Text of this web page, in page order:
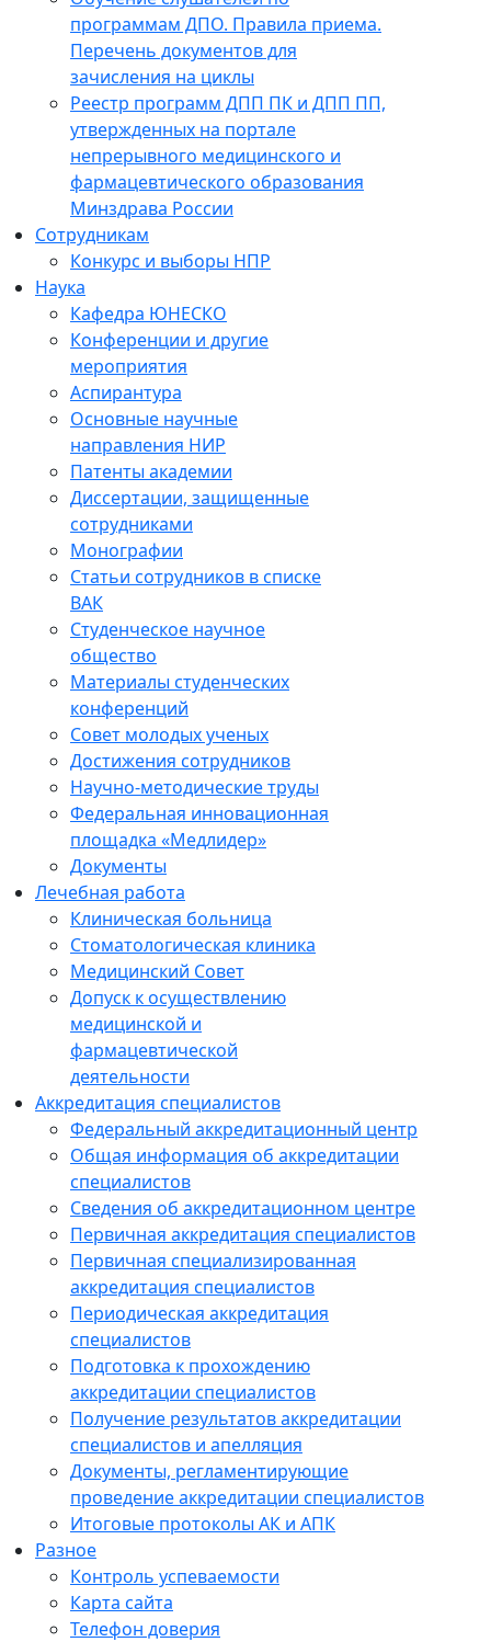
программам ДПО. Правила приема.
Перечень документов для
зачисления на циклы
Реестр программ ДПП ПК и ДПП ПП,
утвержденных на портале
непрерывного медицинского и
фармацевтического образования
Минздрава России
Сотрудникам
Конкурс и выборы НПР
Наука
Кафедра ЮНЕСКО
Конференции и другие
мероприятия
Аспирантура
Основные научные
направления НИР
Патенты академии
Диссертации, защищенные
сотрудниками
Монографии
Статьи сотрудников в списке
ВАК
Студенческое научное
общество
Материалы студенческих
конференций
Совет молодых ученых
Достижения сотрудников
Научно-методические труды
Федеральная инновационная
площадка «Медлидер»
Документы
Лечебная работа
Клиническая больница
Стоматологическая клиника
Медицинский Совет
Допуск к осуществлению
медицинской и
фармацевтической
деятельности
Аккредитация специалистов
Федеральный аккредитационный центр
Общая информация об аккредитации
специалистов
Сведения об аккредитационном центре
Первичная аккредитация специалистов
Первичная специализированная
аккредитация специалистов
Периодическая аккредитация
специалистов
Подготовка к прохождению
аккредитации специалистов
Получение результатов аккредитации
специалистов и апелляция
Документы, регламентирующие
проведение аккредитации специалистов
Итоговые протоколы АК и АПК
Разное
Контроль успеваемости
Карта сайта
Телефон доверия